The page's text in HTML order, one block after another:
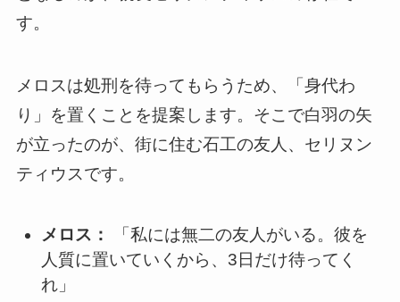
す。
メロスは処刑を待ってもらうため、「身代わ
り」を置くことを提案します。そこで白羽の矢
が立ったのが、街に住む石工の友人、セリヌン
ティウスです。
メロス：
「私には無二の友人がいる。彼を
人質に置いていくから、3日だけ待ってく
れ」